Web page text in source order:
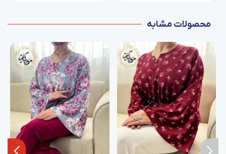
محصولات مشابه